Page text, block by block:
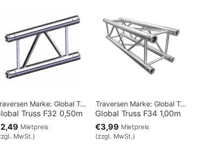
Marke: Global Truss
Truss F32 0,50m
Mietpreis
MwSt.)
Traversen Marke: Global Truss
Global Truss F34 1,00m
€3,99 Mietpreis
(zzgl. MwSt.)